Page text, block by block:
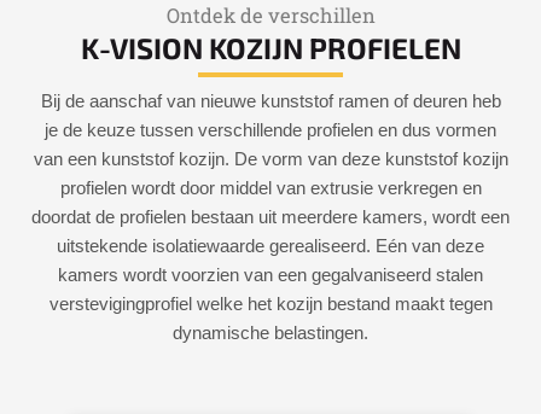
Ontdek de verschillen
K-VISION KOZIJN PROFIELEN
Bij de aanschaf van nieuwe kunststof ramen of deuren heb
je de keuze tussen verschillende profielen en dus vormen
van een kunststof kozijn. De vorm van deze kunststof kozijn
profielen wordt door middel van extrusie verkregen en
doordat de profielen bestaan uit meerdere kamers, wordt een
uitstekende isolatiewaarde gerealiseerd. Eén van deze
kamers wordt voorzien van een gegalvaniseerd stalen
verstevigingprofiel welke het kozijn bestand maakt tegen
dynamische belastingen.